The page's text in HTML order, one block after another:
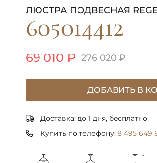
ЛЮСТРА ПОДВЕСНАЯ
605014412
69 010 ₽ 276 020 ₽
ДОБАВИТЬ В
Доставка: до 1 дня, бесплатно
Купить по телефону: 8 495 649